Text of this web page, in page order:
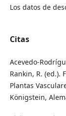
Los datos de
Citas
Acevedo-
Rankin, R. (ed.).
Plantas
Königstein,